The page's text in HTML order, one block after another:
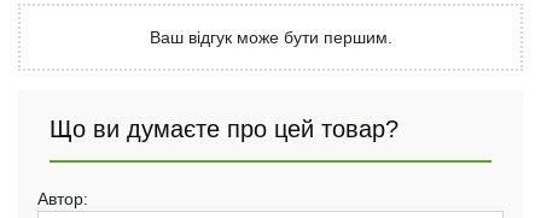
Ваш відгук може бути першим.
Що ви думаєте про цей товар?
Автор: